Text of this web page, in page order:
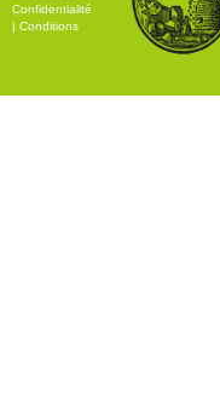
Confidentialité
| Conditions